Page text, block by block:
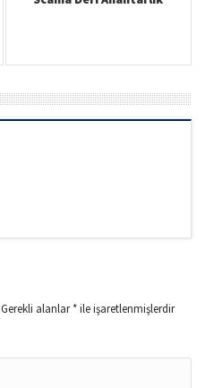
g
a
t
Gerekli alanlar*ile işaretlenmişlerdir